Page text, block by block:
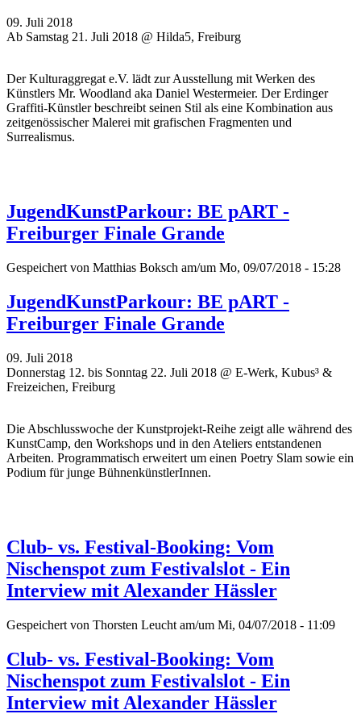
09. Juli 2018
Ab Samstag 21. Juli 2018 @ Hilda5, Freiburg
Der Kulturaggregat e.V. lädt zur Ausstellung mit Werken des
Künstlers Mr. Woodland aka Daniel Westermeier. Der Erdinger
Graffiti-Künstler beschreibt seinen Stil als eine Kombination aus
zeitgenössischer Malerei mit grafischen Fragmenten und
Surrealismus.
JugendKunstParkour: BE pART -
Freiburger Finale Grande
Gespeichert von Matthias Boksch am/um Mo, 09/07/2018 - 15:28
JugendKunstParkour: BE pART -
Freiburger Finale Grande
09. Juli 2018
Donnerstag 12. bis Sonntag 22. Juli 2018 @ E-Werk, Kubus³ &
Freizeichen, Freiburg
Die Abschlusswoche der Kunstprojekt-Reihe zeigt alle während des
KunstCamp, den Workshops und in den Ateliers entstandenen
Arbeiten. Programmatisch erweitert um einen Poetry Slam sowie ein
Podium für junge BühnenkünstlerInnen.
Club- vs. Festival-Booking: Vom
Nischenspot zum Festivalslot - Ein
Interview mit Alexander Hässler
Gespeichert von Thorsten Leucht am/um Mi, 04/07/2018 - 11:09
Club- vs. Festival-Booking: Vom
Nischenspot zum Festivalslot - Ein
Interview mit Alexander Hässler